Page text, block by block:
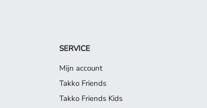
SERVICE
Mijn account
Takko Friends
Takko Friends Kids